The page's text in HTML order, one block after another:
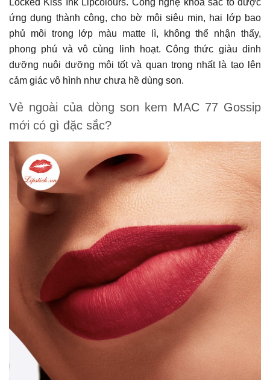
ứng dụng thành công, cho bờ môi siêu mịn, hai lớp bao
phủ môi trong lớp màu matte lì, không thể nhận thấy,
phong phú và vô cùng linh hoạt. Công thức giàu dinh
dưỡng nuôi dưỡng môi tốt và quan trọng nhất là tạo lên
cảm giác vô hình như chưa hề dùng son.
Vẻ ngoài của dòng son kem MAC 77 Gossip
mới có gì đặc sắc?